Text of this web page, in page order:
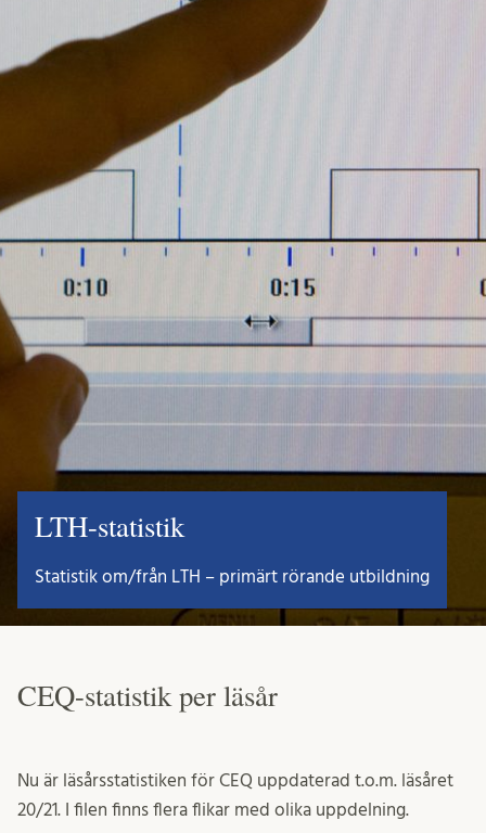
LTH-statistik
Statistik om/från LTH – primärt rörande utbildning
CEQ-statistik per läsår
Nu är läsårsstatistiken för CEQ uppdaterad t.o.m. läsåret
20/21. I filen finns flera flikar med olika uppdelning.